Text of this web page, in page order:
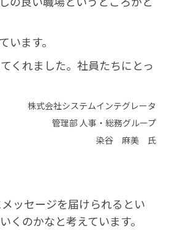
ます。
くれました。社員たちにとっ
株式会社システムインテグレータ
管理部 人事・総務グループ
染谷 麻美 氏
ッセージを届けられるとい
のかなと考えています。